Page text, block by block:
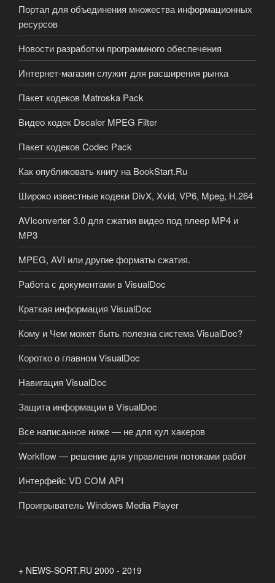
Портал для объединения множества информационных
ресурсов
Новости разработки программного обеспечения
Интернет-магазин служит для расширения рынка
Пакет кодеков Matroska Pack
Видео кодек Dscaler MPEG Filter
Пакет кодеков Codec Pack
Как опубликовать книгу на BookStart.Ru
Широко известные кодеки DivX, Xvid, VP6, Mpeg, H.264
AVIconverter 3.0 для сжатия видео под плеер MP4 и
MP3
MPEG, AVI или другие форматы сжатия.
Работа с документами в VisualDoc
Краткая информация VisualDoc
Кому и Чем может быть полезна система VisualDoc?
Коротко о главном VisualDoc
Навигация VisualDoc
Защита информации в VisualDoc
Все написанное ниже — не для кул хакеров
Workflow — решение для управления потоками работ
Интерфейс VD COM API
Проигрыватель Windows Media Player
+ NEWS-SORT.RU 2000 - 2019